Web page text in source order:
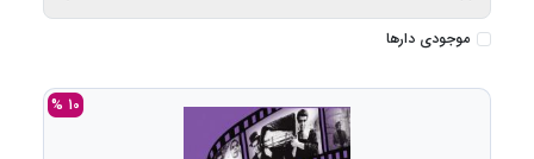
موجودی دارها
10 %